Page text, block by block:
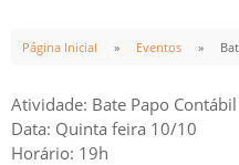
Página Inicial Eventos
Atividade: Bate Papo
Data: Quinta feira 10/10
Horário: 19h